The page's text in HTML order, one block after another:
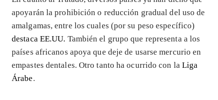
apoyarán la prohibición o reducción gradual del uso de
amalgamas, entre los cuales (por su peso específico)
destaca EE.UU. También el grupo que representa a los
países africanos apoya que deje de usarse mercurio en
empastes dentales. Otro tanto ha ocurrido con la Liga
Árabe.